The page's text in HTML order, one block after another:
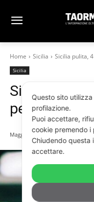
Home Sicilia Sicilia pulita,
Sicilia
Sicilia
per le strade
Maggio 15, 2026
Questo sito
profilazione.
Puoi accettare,
cookie premendo i
Chiudendo questa
accettare.